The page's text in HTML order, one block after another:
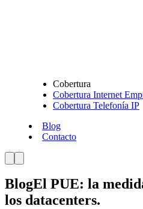
Cobertura
Cobertura Internet
Cobertura Telefonía IP
Blog
Contacto
BlogEl PUE: la
los datacenters.